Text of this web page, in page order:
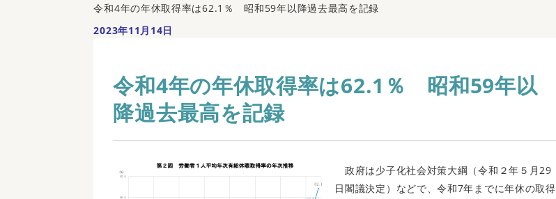
令和4年の年休取得率は62.1％ 昭和59年以降過去最高を記録
2023年11月14日
令和4年の年休取得率は62.1％ 昭和59年以
降過去最高を記録
政府は少子化社会対策大綱（令和２年５月29
日閣議決定）などで、令和7年までに年休の取得